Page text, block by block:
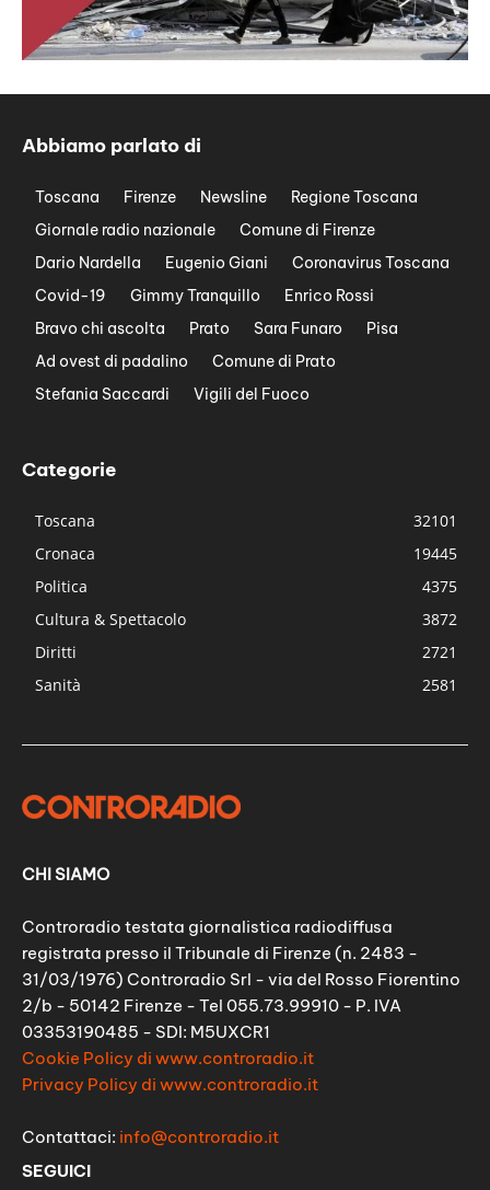
Abbiamo parlato di
Toscana Firenze Newsline
Regione Toscana
Giornale radio nazionale
Comune di Firenze
Dario Nardella
Eugenio Giani
Coronavirus Toscana
Covid-19
Gimmy Tranquillo
Enrico Rossi
Bravo chi ascolta
Prato Sara Funaro
Pisa
Ad ovest di padalino
Comune di Prato
Stefania Saccardi
Vigili del Fuoco
Categorie
Toscana
32101
Cronaca
19445
Politica
4375
Cultura & Spettacolo
3872
Diritti
2721
Sanità
2581
CHI SIAMO
Controradio testata giornalistica radiodiffusa
registrata presso il Tribunale di Firenze (n. 2483 -
31/03/1976) Controradio Srl - via del Rosso Fiorentino
2/b - 50142 Firenze - Tel 055.73.99910 - P. IVA
03353190485 - SDI: M5UXCR1
Cookie Policy di www.controradio.it
Privacy Policy di www.controradio.it
Contattaci: info@controradio.it
SEGUICI